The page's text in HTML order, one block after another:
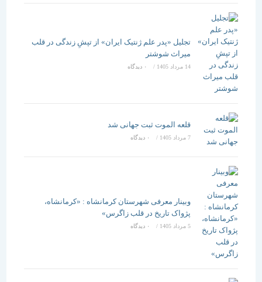
تجلیل «پدر علم ژنتیک ایران» از تپشِ زندگی در قلب
میراث شوشتر
14 مرداد 1405 / ۰ دیدگاه
قلعه الموت ثبت جهانی شد
/ ۰ دیدگاه
وبینار معرفی شهرستان کرمانشاه : «کرمانشاه،
پژواک تاریخ در قلب زاگرس»
5 مرداد 1405 / ۰ دیدگاه